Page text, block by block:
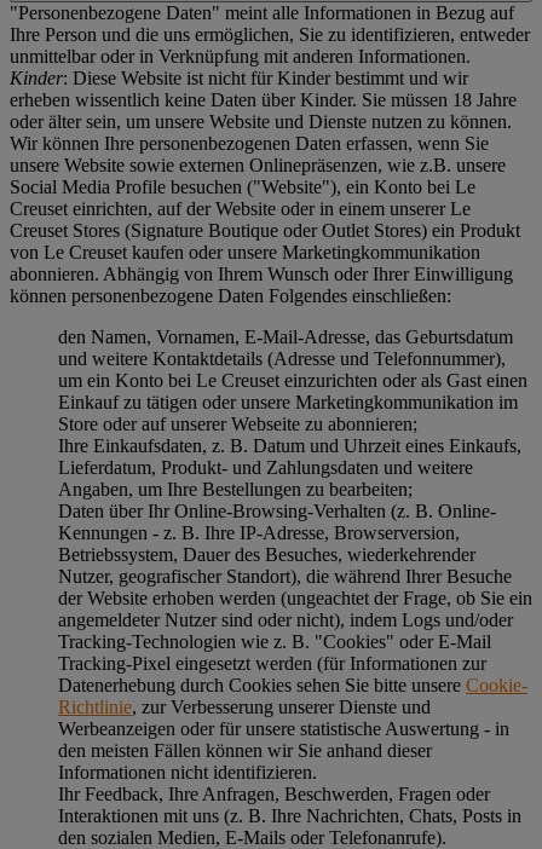
"Personenbezogene Daten" meint alle Informationen in Bezug auf
Ihre Person und die uns ermöglichen, Sie zu identifizieren, entweder
unmittelbar oder in Verknüpfung mit anderen Informationen.
Kinder: Diese Website ist nicht für Kinder bestimmt und wir
erheben wissentlich keine Daten über Kinder. Sie müssen 18 Jahre
oder älter sein, um unsere Website und Dienste nutzen zu können.
Wir können Ihre personenbezogenen Daten erfassen, wenn Sie
unsere Website sowie externen Onlinepräsenzen, wie z.B. unsere
Social Media Profile besuchen ("Website"), ein Konto bei Le
Creuset einrichten, auf der Website oder in einem unserer Le
Creuset Stores (Signature Boutique oder Outlet Stores) ein Produkt
von Le Creuset kaufen oder unsere Marketingkommunikation
abonnieren. Abhängig von Ihrem Wunsch oder Ihrer Einwilligung
können personenbezogene Daten Folgendes einschließen:
den Namen, Vornamen, E-Mail-Adresse, das Geburtsdatum
und weitere Kontaktdetails (Adresse und Telefonnummer),
um ein Konto bei Le Creuset einzurichten oder als Gast einen
Einkauf zu tätigen oder unsere Marketingkommunikation im
Store oder auf unserer Webseite zu abonnieren;
Ihre Einkaufsdaten, z. B. Datum und Uhrzeit eines Einkaufs,
Lieferdatum, Produkt- und Zahlungsdaten und weitere
Angaben, um Ihre Bestellungen zu bearbeiten;
Daten über Ihr Online-Browsing-Verhalten (z. B. Online-
Kennungen - z. B. Ihre IP-Adresse, Browserversion,
Betriebssystem, Dauer des Besuches, wiederkehrender
Nutzer, geografischer Standort), die während Ihrer Besuche
der Website erhoben werden (ungeachtet der Frage, ob Sie ein
angemeldeter Nutzer sind oder nicht), indem Logs und/oder
Tracking-Technologien wie z. B. "Cookies" oder E-Mail
Tracking-Pixel eingesetzt werden (für Informationen zur
Datenerhebung durch Cookies sehen Sie bitte unsere Cookie-
Richtlinie, zur Verbesserung unserer Dienste und
Werbeanzeigen oder für unsere statistische Auswertung - in
den meisten Fällen können wir Sie anhand dieser
Informationen nicht identifizieren.
Ihr Feedback, Ihre Anfragen, Beschwerden, Fragen oder
Interaktionen mit uns (z. B. Ihre Nachrichten, Chats, Posts in
den sozialen Medien, E-Mails oder Telefonanrufe).